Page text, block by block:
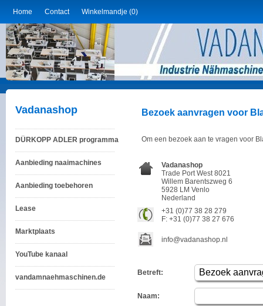
Home Contact Winkelmandje (0)
Vadanashop
DÜRKOPP ADLER programma
Aanbieding naaimachines
Aanbieding toebehoren
Lease
Marktplaats
YouTube kanaal
vandamnaehmaschinen.de
Bezoek aanvragen voor
Om een bezoek aan te vragen voor
Vadanashop
Trade Port West 8021
Willem Barentszweg 6
5928 LM Venlo
Nederland
+31 (0)77 38 28 279
F: +31 (0)77 38 27 676
info@vadanashop.nl
Betreft:
Naam: